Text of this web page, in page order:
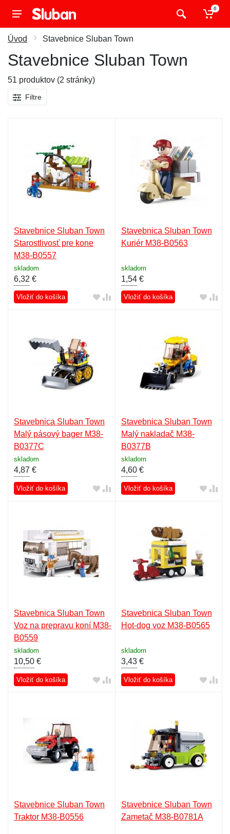
0
Úvod Stavebnice Sluban Town
Stavebnice Sluban Town
51 produktov (2 stránky)
Filtre
Stavebnice Sluban Town
Starostlivosť pre kone
M38-B0557
skladom
6,32 €
Vložiť do košíka
Stavebnica Sluban Town
Kuriér M38-B0563
skladom
1,54€
Vložiť do košíka
Stavebnica Sluban Town
Malý pásový bager M38-
B0377C
skladom
4,87 €
Vložiť do košíka
Stavebnica Sluban Town
Malý nakladač M38-
B0377B
skladom
4,60€
Vložiť do košíka
Stavebnica Sluban Town
Voz na prepravu koní M38-
B0559
skladom
10,50 €
Vložiť do košíka
Stavebnica Sluban Town
Hot-dog voz M38-B0565
skladom
3,43€
Vložiť do košíka
Stavebnice Sluban Town
Traktor M38-B0556
Stavebnice Sluban Town
Zametač M38-B0781A